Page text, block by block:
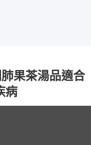
果茶湯品適合
病